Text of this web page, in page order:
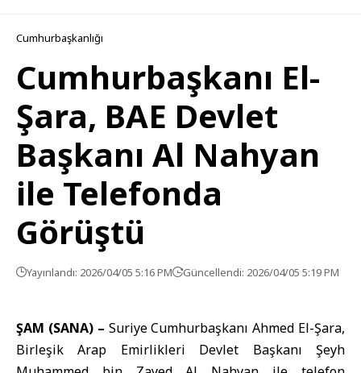
Cumhurbaşkanlığı
Cumhurbaşkanı El-
Şara, BAE Devlet
Başkanı Al Nahyan
ile Telefonda
Görüştü
Yayınlandı: 2026/04/05 5:16 PM Güncellendi: 2026/04/05 5:19 PM
ŞAM (SANA) – Suriye Cumhurbaşkanı Ahmed El-Şara,
Birleşik Arap Emirlikleri Devlet Başkanı Şeyh